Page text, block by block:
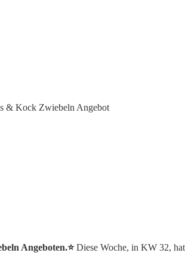
& Kock Zwiebeln Angebot
Angeboten.⭐️Diese Woche, in KW 32,